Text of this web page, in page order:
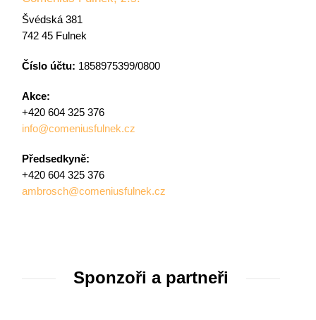
Švédská 381
742 45 Fulnek
Číslo účtu: 1858975399/0800
Akce:
+420 604 325 376
info@comeniusfulnek.cz
Předsedkyně:
+420 604 325 376
ambrosch@comeniusfulnek.cz
Sponzoři a partneři